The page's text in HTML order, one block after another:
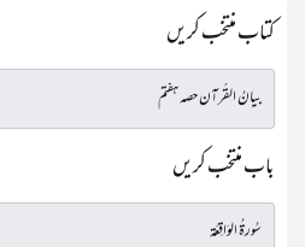
کتاب منتخب کریں
باب منتخب کریں